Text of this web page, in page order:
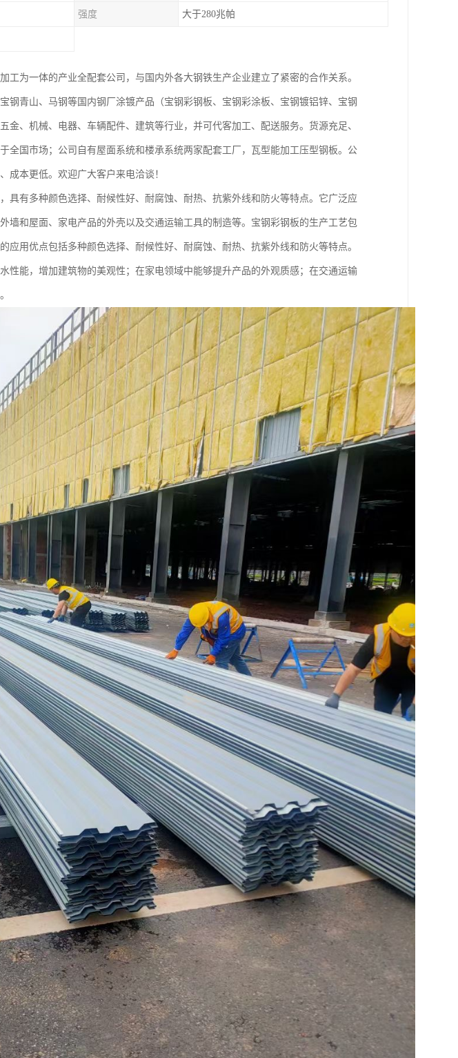
强度 大于280兆帕
工为一体的产业全配套公司，与国内外各大钢铁生产企业建立了紧密的合作关系。
钢青山、马钢等国内钢厂涂镀产品（宝钢彩钢板、宝钢彩涂板、宝钢镀铝锌、宝钢
金、机械、电器、车辆配件、建筑等行业，并可代客加工、配送服务。货源充足、
全国市场；公司自有屋面系统和楼承系统两家配套工厂，瓦型能加工压型钢板。公
成本更低。欢迎广大客户来电洽谈！
具有多种颜色选择、耐候性好、耐腐蚀、耐热、抗紫外线和防火等特点。它广泛应
墙和屋面、家电产品的外壳以及交通运输工具的制造等。宝钢彩钢板的生产工艺包
应用优点包括多种颜色选择、耐候性好、耐腐蚀、耐热、抗紫外线和防火等特点。
性能，增加建筑物的美观性；在家电领域中能够提升产品的外观质感；在交通运输